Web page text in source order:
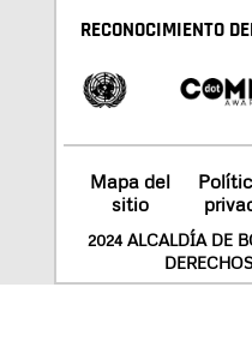
RECONOCIMIENTO
Mapa del
sitio
2024 ALCALDÍA DE